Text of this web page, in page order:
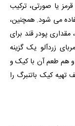
یا صورتی، ترکیب
می شود. همچنین،
پودر قند برای
زردآلو یک گزینه
و هم طعم آن با کیک و
کیک باتنبرگ را